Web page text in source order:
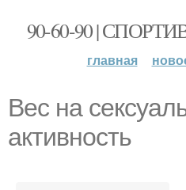
90-60-90 |
главная
Вес на
активность